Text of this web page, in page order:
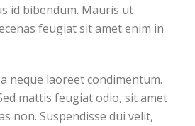
id bibendum. Mauris ut
feugiat sit amet enim in
neque laoreet condimentum.
mattis feugiat odio, sit amet
non. Suspendisse dui velit,